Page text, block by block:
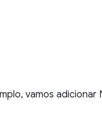
vamos adicionar